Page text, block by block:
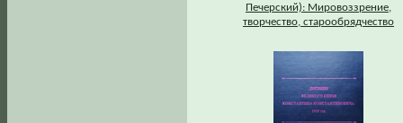
Печерский): Мировоззрение,
творчество, старообрядчество